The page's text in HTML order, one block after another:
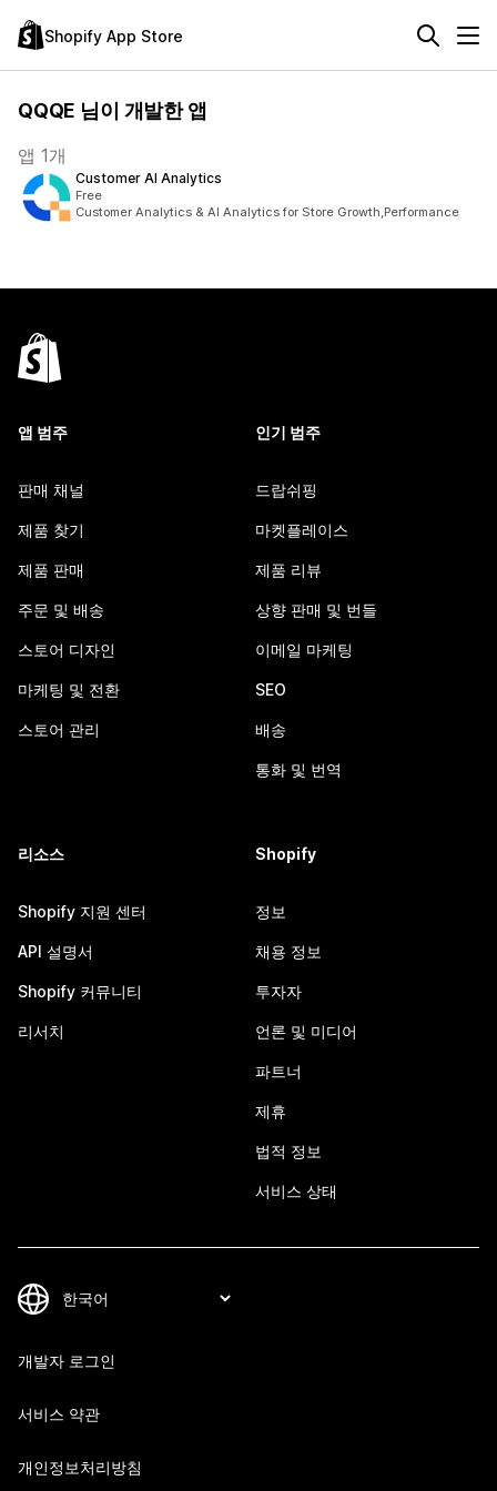
Shopify App Store
QQQE 님이 개발한 앱
앱 1개
Customer AI Analytics
Free
Customer Analytics & AI Analytics for Store Growth,Performance
앱 범주
판매 채널
제품 찾기
제품 판매
주문 및 배송
스토어 디자인
마케팅 및 전환
스토어 관리
인기 범주
드랍쉬핑
마켓플레이스
제품 리뷰
상향 판매 및 번들
이메일 마케팅
SEO
배송
통화 및 번역
리소스
Shopify 지원 센터
API 설명서
Shopify 커뮤니티
리서치
Shopify
정보
채용 정보
투자자
언론 및 미디어
파트너
제휴
법적 정보
서비스 상태
개발자 로그인
서비스 약관
개인정보처리방침